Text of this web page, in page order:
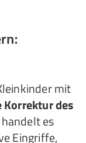
mit
des
es
Eingriffe,